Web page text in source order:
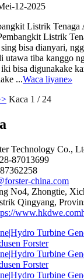
12-2025
Listrik Tenaga
Listrik
bisa dianyari,
utawa tiba kanggo
bisa digunakake
...Waca liyane»
Kaca 1 / 24
Technology Co.,
87013699
china.com
No4, Zhongtie,
Qingyang,
www.hkdwe.com